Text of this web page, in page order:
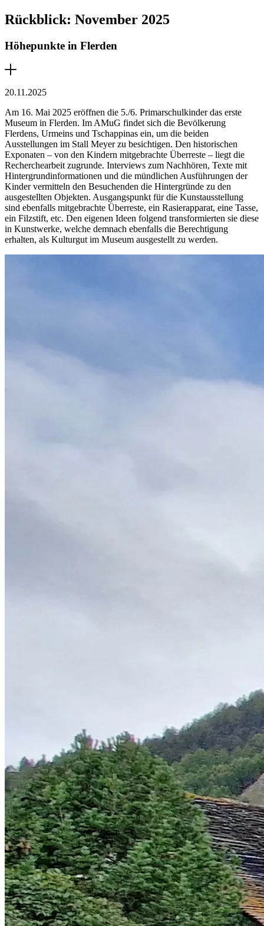
Rückblick: November 2025
Höhepunkte in Flerden
20.11.2025
Am 16. Mai 2025 eröffnen die 5./6. Primarschulkinder das erste
Museum in Flerden. Im AMuG findet sich die Bevölkerung
Flerdens, Urmeins und Tschappinas ein, um die beiden
Ausstellungen im Stall Meyer zu besichtigen. Den historischen
Exponaten – von den Kindern mitgebrachte Überreste – liegt die
Recherchearbeit zugrunde. Interviews zum Nachhören, Texte mit
Hintergrundinformationen und die mündlichen Ausführungen der
Kinder vermitteln den Besuchenden die Hintergründe zu den
ausgestellten Objekten. Ausgangspunkt für die Kunstausstellung
sind ebenfalls mitgebrachte Überreste, ein Rasierapparat, eine Tasse,
ein Filzstift, etc. Den eigenen Ideen folgend transformierten sie diese
in Kunstwerke, welche demnach ebenfalls die Berechtigung
erhalten, als Kulturgut im Museum ausgestellt zu werden.